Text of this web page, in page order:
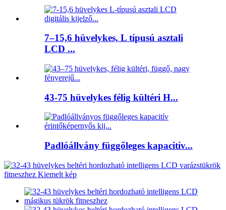
7–15,6 hüvelykes, L típusú asztali
LCD ...
43-75 hüvelykes félig kültéri H...
Padlóállvány függőleges kapacitív...